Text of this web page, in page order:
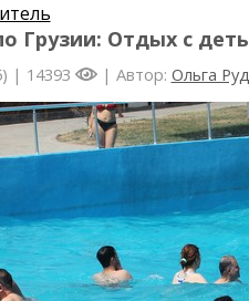
Грузии: Отдых с
| 14393 | Автор: Ольга